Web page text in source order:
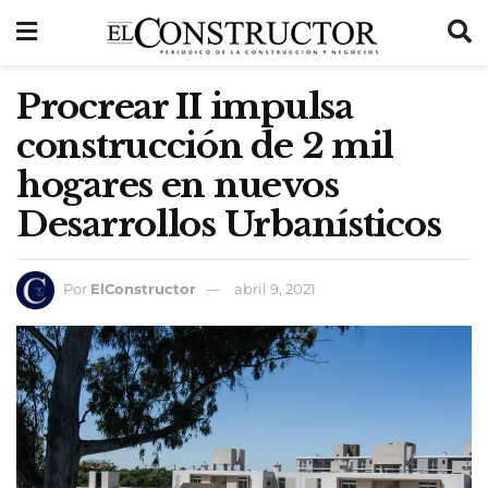
Procrear II impulsa
construcción de 2 mil
hogares en nuevos
Desarrollos Urbanísticos
Por ElConstructor abril 9, 2021